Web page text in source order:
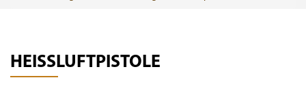
HEISSLUFTPISTOLE